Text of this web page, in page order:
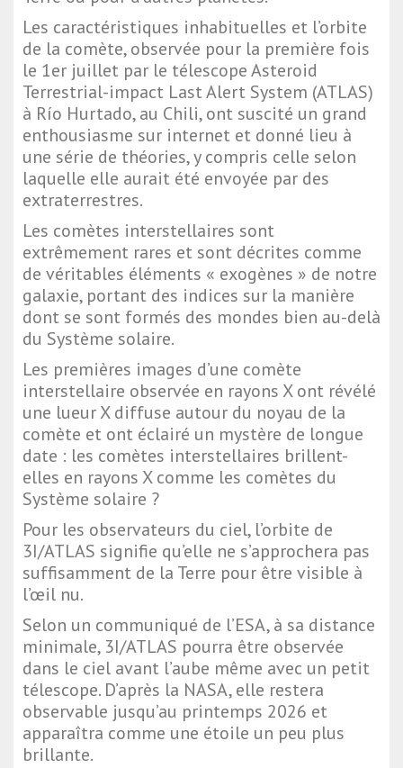
Les caractéristiques inhabituelles et l’orbite
de la comète, observée pour la première fois
le 1er juillet par le télescope Asteroid
Terrestrial-impact Last Alert System (ATLAS)
à Río Hurtado, au Chili, ont suscité un grand
enthousiasme sur internet et donné lieu à
une série de théories, y compris celle selon
laquelle elle aurait été envoyée par des
extraterrestres.
Les comètes interstellaires sont
extrêmement rares et sont décrites comme
de véritables éléments « exogènes » de notre
galaxie, portant des indices sur la manière
dont se sont formés des mondes bien au-delà
du Système solaire.
Les premières images d’une comète
interstellaire observée en rayons X ont révélé
une lueur X diffuse autour du noyau de la
comète et ont éclairé un mystère de longue
date : les comètes interstellaires brillent-
elles en rayons X comme les comètes du
Système solaire ?
Pour les observateurs du ciel, l’orbite de
3I/ATLAS signifie qu’elle ne s’approchera pas
suffisamment de la Terre pour être visible à
l’œil nu.
Selon un communiqué de l’ESA, à sa distance
minimale, 3I/ATLAS pourra être observée
dans le ciel avant l’aube même avec un petit
télescope. D’après la NASA, elle restera
observable jusqu’au printemps 2026 et
apparaîtra comme une étoile un peu plus
brillante.